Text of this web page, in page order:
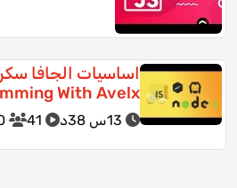
اساسيات الجافا
With Avelx
13س 38د 41